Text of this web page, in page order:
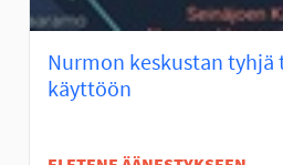
Nurmon keskustan
käyttöön